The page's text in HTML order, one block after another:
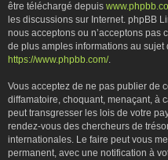
être téléchargé depuis
les discussions sur Internet. phpBB
nous acceptons ou n’acceptons pas
de plus amples informations au
https://www.phpbb.com/.
Vous acceptez de ne pas publier de
diffamatoire, choquant, menaçant, à
peut transgresser les lois de votre
rendez-vous des chercheurs de
internationales. Le faire peut vous
permanent, avec une notification à